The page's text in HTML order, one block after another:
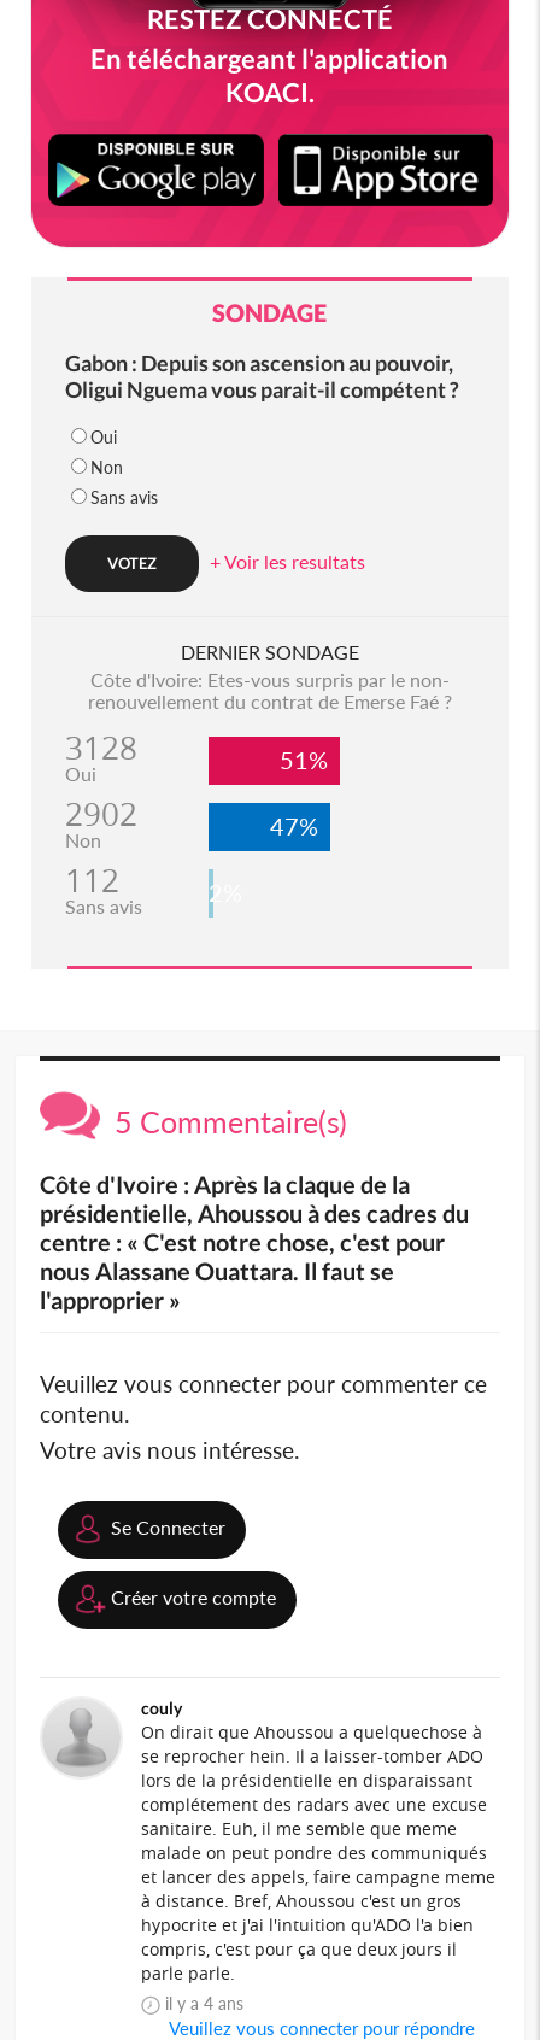
RESTEZ CONNECTÉ
En téléchargeant l'application
KOACI.
SONDAGE
Gabon : Depuis son ascension au pouvoir,
Oligui Nguema vous parait-il compétent ?
Oui
Non
Sans avis
+ Voir les resultats
DERNIER SONDAGE
Côte d'Ivoire: Etes-vous surpris par le non-
renouvellement du contrat de Emerse Faé ?
3128
Oui 51%
2902
Non 47%
112
Sans avis 2%
5 Commentaire(s)
Côte d'Ivoire : Après la claque de la
présidentielle, Ahoussou à des cadres du
centre : « C'est notre chose, c'est pour
nous Alassane Ouattara. Il faut se
l'approprier »
Veuillez vous connecter pour commenter ce
contenu.
Votre avis nous intéresse.
Se Connecter
Créer votre compte
couly
On dirait que Ahoussou a quelquechose à
se reprocher hein. Il a laisser-tomber ADO
lors de la présidentielle en disparaissant
complétement des radars avec une excuse
sanitaire. Euh, il me semble que meme
malade on peut pondre des communiqués
et lancer des appels, faire campagne meme
à distance. Bref, Ahoussou c'est un gros
hypocrite et j'ai l'intuition qu'ADO l'a bien
compris, c'est pour ça que deux jours il
parle parle.
il y a 4 ans
Veuillez vous connecter pour répondre